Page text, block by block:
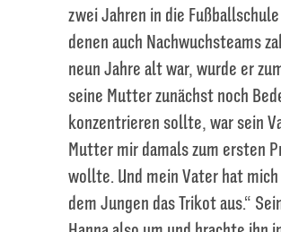
zwei Jahren in die
denen auch Nachwuchsteams
neun Jahre alt war, wurde er
seine Mutter zunächst noch
konzentrieren sollte, war sein
Mutter mir damals zum ersten
wollte. Und mein Vater hat
dem Jungen das Trikot aus.“